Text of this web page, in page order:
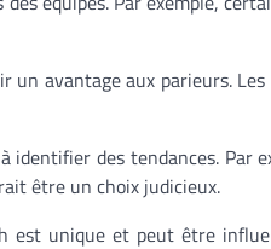
un avantage aux parieurs.
identifier des tendances. Par
être un choix judicieux.
est unique et peut être